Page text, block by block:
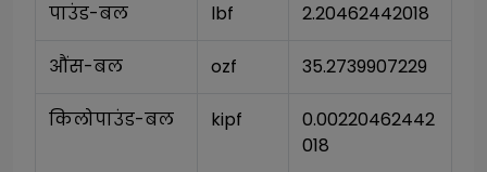
पाउंड-बल lbf 2.20462442018
औंस-बल ozf 35.2739907229
किलोपाउंड-बल kipf
0.00220462442
018